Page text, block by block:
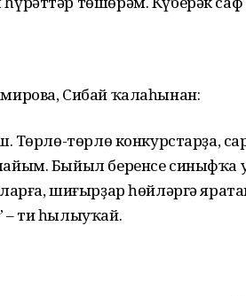
Сибай ҡалаһынан:
Төрлө-төрлө конкурстарҙа,
Быйыл беренсе
шиғырҙар һөйләргә
– ти һылыуҡай.